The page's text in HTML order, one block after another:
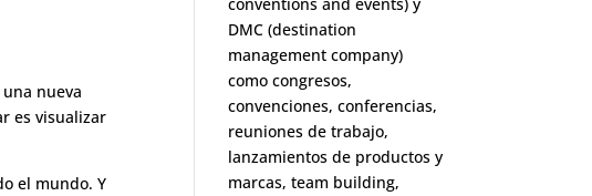
nueva
es visualizar
el mundo. Y
DMC (destination
management company)
como congresos,
convenciones, conferencias,
reuniones de trabajo,
lanzamientos de productos y
marcas, team building,